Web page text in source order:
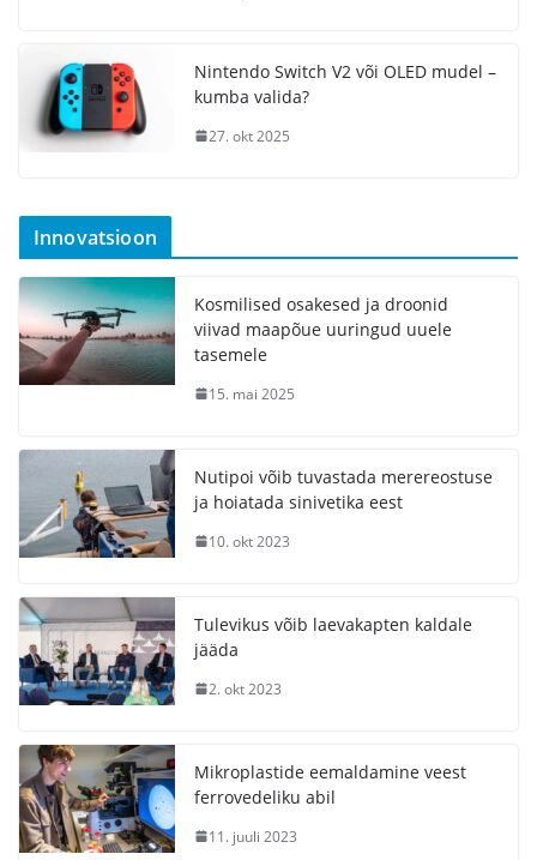
Nintendo Switch V2 või OLED mudel –
kumba valida?
27. okt 2025
Innovatsioon
Kosmilised osakesed ja droonid
viivad maapõue uuringud uuele
tasemele
15. mai 2025
Nutipoi võib tuvastada merereostuse
ja hoiatada sinivetika eest
10. okt 2023
Tulevikus võib laevakapten kaldale
jääda
2. okt 2023
Mikroplastide eemaldamine veest
ferrovedeliku abil
11. juuli 2023